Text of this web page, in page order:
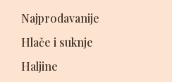
Najprodavanije
Hlače i suknje
Haljine